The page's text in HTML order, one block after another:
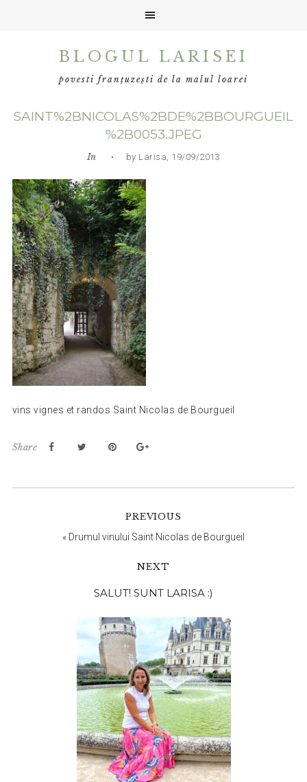
BLOGUL LARISEI
povesti franțuzești de la malul loarei
SAINT%2BNICOLAS%2BDE%2BBOURGUEIL
%2B0053.JPEG
In • by Larisa, 19/09/2013
vins vignes et randos Saint Nicolas de Bourgueil
Share
PREVIOUS
« Drumul vinului Saint Nicolas de Bourgueil
NEXT
principală
SALUT! SUNT LARISA :)